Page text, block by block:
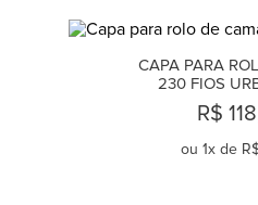
CAPA PARA
230 FIOS
R$
ou 1x de